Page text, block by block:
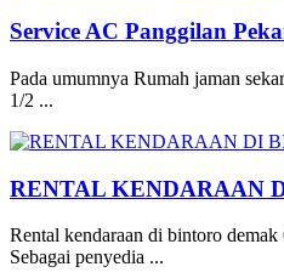
Service AC Panggilan
Pada umumnya Rumah jaman
1/2 ...
RENTAL KENDARAAN
Rental kendaraan di bintoro
Sebagai penyedia ...